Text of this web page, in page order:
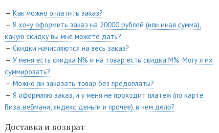
— Как можно оплатить заказ?
— Я хочу оформить заказ на 20000 рублей (или иная сумма),
какую скидку вы мне можете дать?
— Скидки начисляются на весь заказ?
— У меня есть скидка N% и на товар есть скидка M%. Могу я их
суммировать?
— Можно ли заказать товар без предоплаты?
— Я оформляю заказ, и у меня не проходит платеж (по карте
Виза, вебмани, яндекс деньги и прочее), в чем дело?
Доставка и возврат